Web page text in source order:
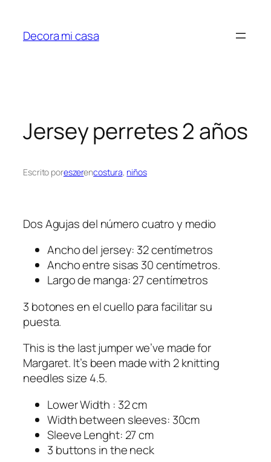
contenido
Decora mi casa
Jersey perretes 2 años
Escrito poreszerencostura, niños
Dos Agujas del número cuatro y medio
Ancho del jersey: 32 centímetros
Ancho entre sisas 30 centímetros.
Largo de manga: 27 centímetros
3 botones en el cuello para facilitar su
puesta.
This is the last jumper we’ve made for
Margaret. It’s been made with 2 knitting
needles size 4.5.
Lower Width : 32 cm
Width between sleeves: 30cm
Sleeve Lenght: 27 cm
3 buttons in the neck